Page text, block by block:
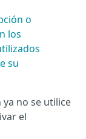
o
los
su
no se utilice
el